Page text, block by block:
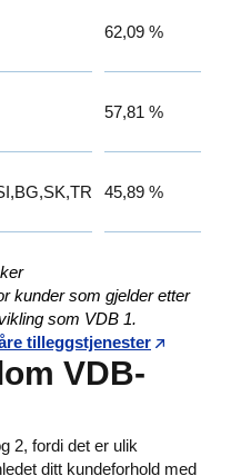
62,09 %
57,81 %
45,89 %
kunder som gjelder etter
som VDB 1.
tilleggstjenester
VDB-
2, fordi det er ulik
ditt kundeforhold med